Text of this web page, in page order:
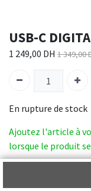
USB-C
1 249,00 DH 1 349,00
En rupture de stock
Ajoutez l'article à
lorsque le produit
Catégorie :Desktop